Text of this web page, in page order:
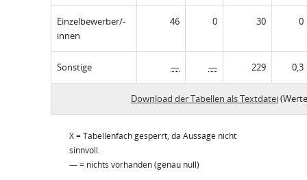
Einzelbewerber/-
innen
46 0 30 0
Sonstige — — 229 0,3
Download der Tabellen als Textdatei
X = Tabellenfach gesperrt, da Aussage nicht
sinnvoll.
— = nichts vorhanden (genau null)